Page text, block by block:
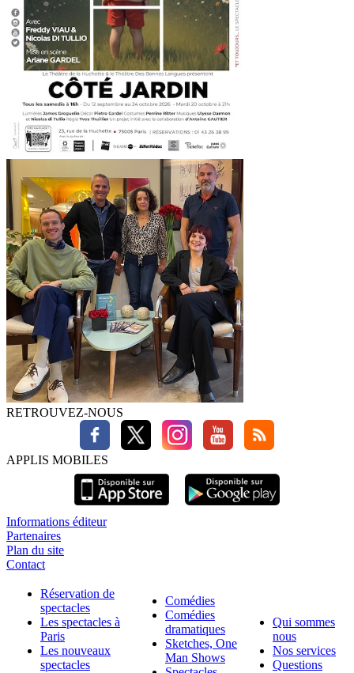
RETROUVEZ-NOUS
APPLIS MOBILES
Informations éditeur
Partenaires
Plan du site
Contact
Réservation de
spectacles
Les spectacles à
Paris
Les nouveaux
spectacles
Comédies
Comédies
dramatiques
Sketches, One
Man Shows
Qui sommes
nous
Nos services
Questions